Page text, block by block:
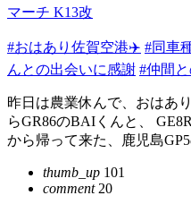
マーチ K13改
#おはあり佐賀空港✈️ #同車
んとの出会いに感謝 #仲間
昨日は農業休んで、おはあ
らGR86のBAIくんと、
から帰って来た、鹿児島GP5
thumb_up 101
comment20